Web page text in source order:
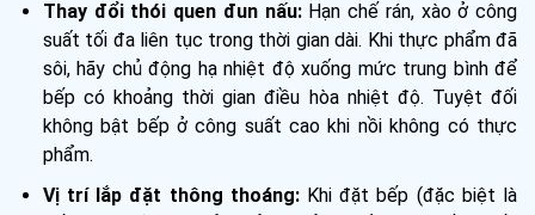
Thay đổi thói quen đun nấu:Hạn chế rán, xào ở công
suất tối đa liên tục trong thời gian dài. Khi thực phẩm đã
sôi, hãy chủ động hạ nhiệt độ xuống mức trung bình để
bếp có khoảng thời gian điều hòa nhiệt độ. Tuyệt đối
không bật bếp ở công suất cao khi nồi không có thực
phẩm.
Vị trí lắp đặt thông thoáng:Khi đặt bếp (đặc biệt là